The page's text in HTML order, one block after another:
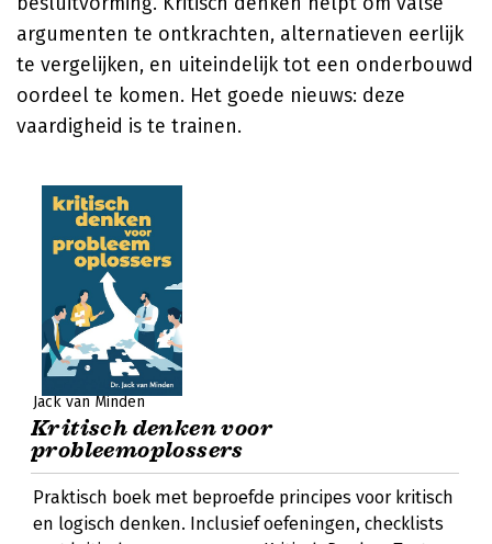
argumenten te ontkrachten, alternatieven eerlijk
te vergelijken, en uiteindelijk tot een onderbouwd
oordeel te komen. Het goede nieuws: deze
vaardigheid is te trainen.
Jack van Minden
Kritisch denken voor
probleemoplossers
Praktisch boek met beproefde principes voor kritisch
en logisch denken. Inclusief oefeningen, checklists